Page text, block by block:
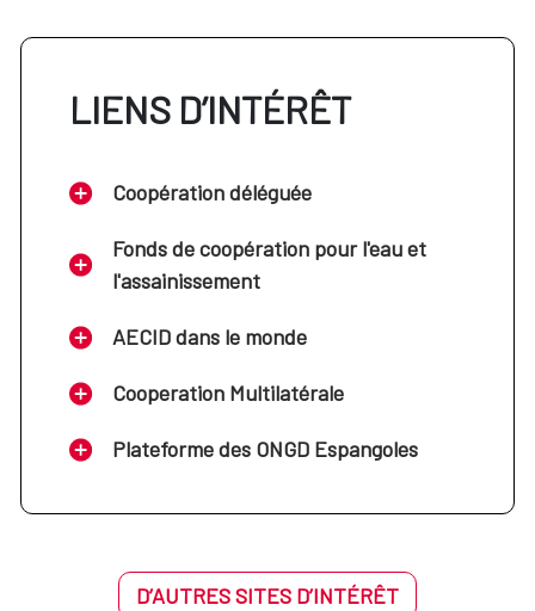
LIENS D’INTÉRÊT
Coopération déléguée
Fonds de coopération pour l'eau et
l'assainissement
AECID dans le monde
Cooperation Multilatérale
Plateforme des ONGD Espangoles
D’AUTRES SITES D’INTÉRÊT